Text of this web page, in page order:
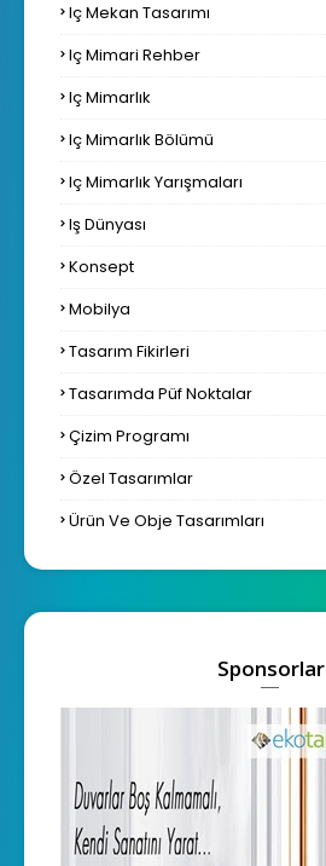
Iç Mekan Tasarımı
Iç Mimari Rehber
Iç Mimarlık
Iç Mimarlık Bölümü
Iç Mimarlık Yarışmaları
Iş Dünyası
Konsept
Mobilya
Tasarım Fikirleri
Tasarımda Püf Noktalar
Çizim Programı
Özel Tasarımlar
Ürün Ve Obje Tasarımları
Sponsorlar